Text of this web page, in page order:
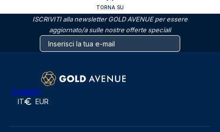
TORNA SU
ISCRIVITI alla newsletter GOLD AVENUE per essere
aggiornato/a sulle nostre offerte speciali
Trustpilot
IT EUR